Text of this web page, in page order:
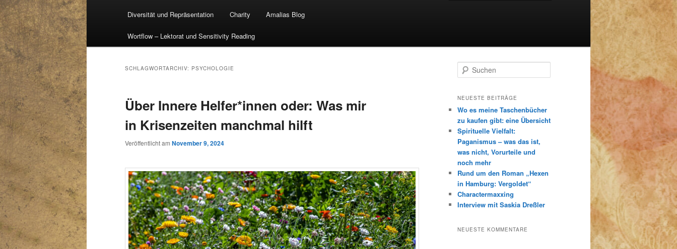
Diversität und Repräsentation Charity Amalias Blog
Wortflow – Lektorat und Sensitivity Reading
SCHLAGWORTARCHIV: PSYCHOLOGIE
Über Innere Helfer*innen oder: Was mir
in Krisenzeiten manchmal hilft
Veröffentlicht am November 9, 2024
u
h
n
NEUESTE BEITRÄGE
Wo es meine Taschenbücher
zu kaufen gibt: eine Übersicht
Spirituelle Vielfalt:
Paganismus – was das ist,
was nicht, Vorurteile und
noch mehr
Rund um den Roman „Hexen
in Hamburg: Vergoldet“
Charactermaxxing
Interview mit Saskia Dreßler
NEUESTE KOMMENTARE